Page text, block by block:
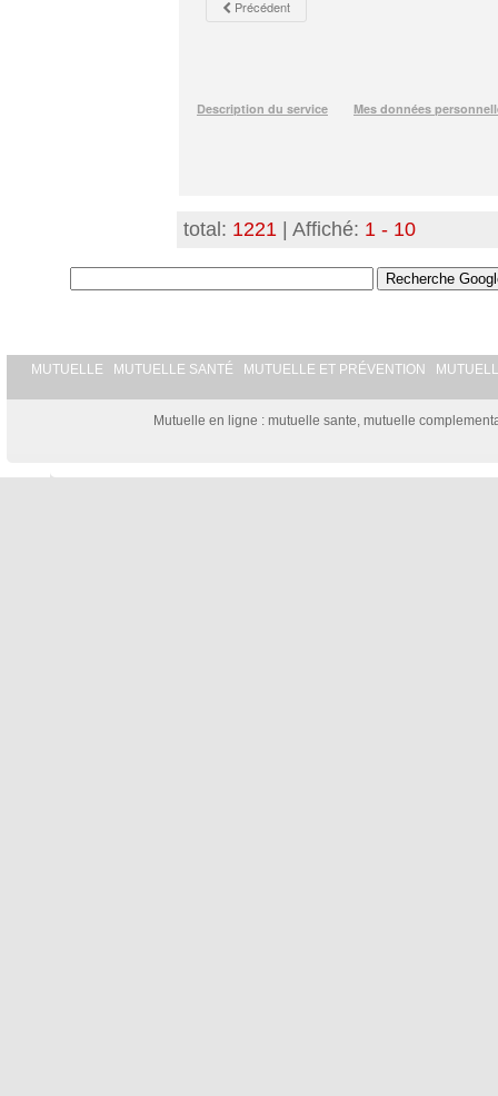
total: 1221 | Affiché: 1 - 10
MUTUELLE MUTUELLE SANTÉ MUTUELLE ET PRÉVENTION
Mutuelle en ligne : mutuelle sante, mutuelle